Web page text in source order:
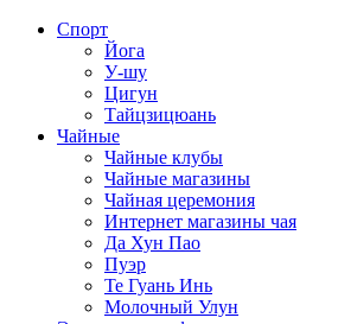
Спорт
Йога
У-шу
Цигун
Тайцзицюань
Чайные
Чайные клубы
Чайные магазины
Чайная церемония
Интернет магазины чая
Да Хун Пао
Пуэр
Те Гуань Инь
Молочный Улун